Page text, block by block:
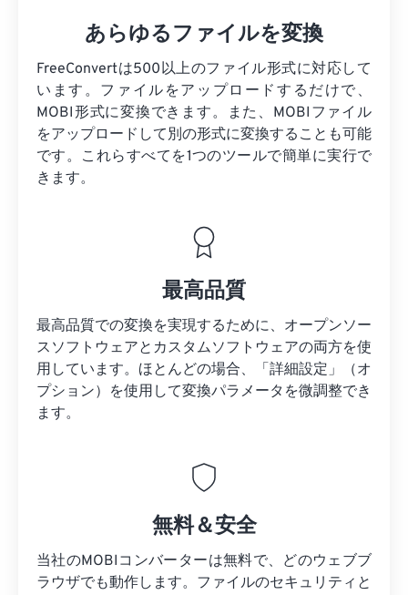
あらゆるファイルを変換
FreeConvertは500以上のファイル形式に対応して
います。ファイルをアップロードするだけで、
MOBI形式に変換できます。また、MOBIファイル
をアップロードして別の形式に変換することも可能
です。これらすべてを1つのツールで簡単に実行で
きます。
最高品質
最高品質での変換を実現するために、オープンソー
スソフトウェアとカスタムソフトウェアの両方を使
用しています。ほとんどの場合、「詳細設定」（オ
プション）を使用して変換パラメータを微調整でき
ます。
無料＆安全
当社のMOBIコンバーターは無料で、どのウェブブ
ラウザでも動作します。ファイルのセキュリティと